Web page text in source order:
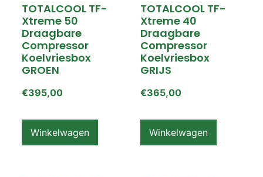
TOTALCOOL TF-
Xtreme 50
Draagbare
Compressor
Koelvriesbox
GROEN
€395,00
Winkelwagen
TOTALCOOL TF-
Xtreme 40
Draagbare
Compressor
Koelvriesbox
GRIJS
€365,00
Winkelwagen